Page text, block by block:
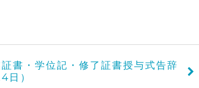
書・学位記・修了証書授与式告辞
日）